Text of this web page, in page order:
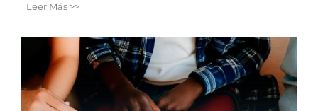
Leer Más >>